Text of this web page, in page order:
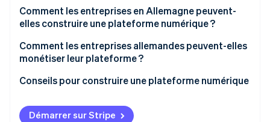
Regarder la vidéo
Stratégie de plateforme
Infrastructure technologique
Partenariats
Sécurité juridique
Comment les entreprises en Allemagne peuvent-
elles construire une plateforme numérique ?
Déterminer le modèle de la plateforme
Analyser l’environnement de marché
Définir les fonctions
Planifier les ressources
Comment les entreprises allemandes peuvent-elles
monétiser leur plateforme ?
Conseils pour construire une plateforme numérique
Démarrer sur Stripe